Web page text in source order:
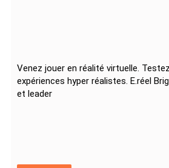
Venez jouer en réalité virtuelle.
expériences hyper réalistes. E.réel
et leader